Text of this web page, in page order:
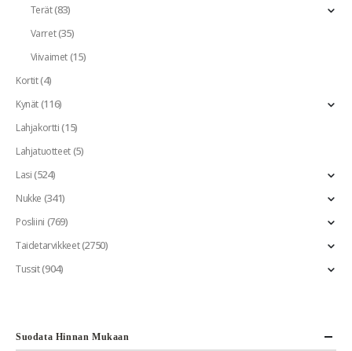
Terät(83)
Varret(35)
Viivaimet(15)
Kortit(4)
Kynät(116)
Lahjakortti(15)
Lahjatuotteet(5)
Lasi(524)
Nukke (341)
Posliini (769)
Taidetarvikkeet(2750)
Tussit(904)
Suodata Hinnan Mukaan